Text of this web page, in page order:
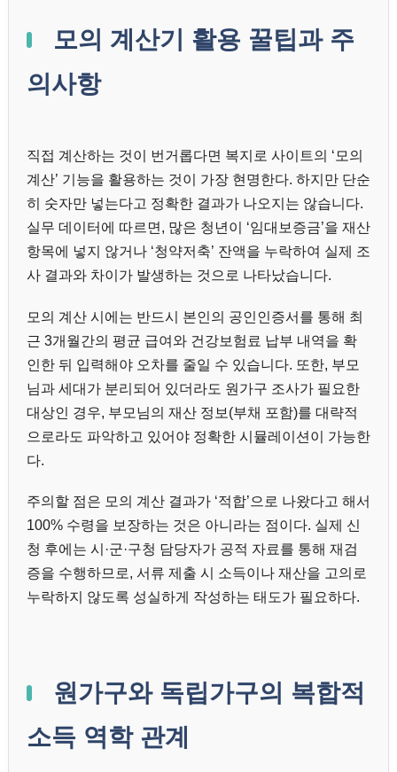
모의 계산기 활용 꿀팁과 주
의사항
직접 계산하는 것이 번거롭다면 복지로 사이트의 ‘모의
계산’ 기능을 활용하는 것이 가장 현명한다. 하지만 단순
히 숫자만 넣는다고 정확한 결과가 나오지는 않습니다.
실무 데이터에 따르면, 많은 청년이 ‘임대보증금’을 재산
항목에 넣지 않거나 ‘청약저축’ 잔액을 누락하여 실제 조
사 결과와 차이가 발생하는 것으로 나타났습니다.
모의 계산 시에는 반드시 본인의 공인인증서를 통해 최
근 3개월간의 평균 급여와 건강보험료 납부 내역을 확
인한 뒤 입력해야 오차를 줄일 수 있습니다. 또한, 부모
님과 세대가 분리되어 있더라도 원가구 조사가 필요한
대상인 경우, 부모님의 재산 정보(부채 포함)를 대략적
으로라도 파악하고 있어야 정확한 시뮬레이션이 가능한
다.
주의할 점은 모의 계산 결과가 ‘적합’으로 나왔다고 해서
100% 수령을 보장하는 것은 아니라는 점이다. 실제 신
청 후에는 시·군·구청 담당자가 공적 자료를 통해 재검
증을 수행하므로, 서류 제출 시 소득이나 재산을 고의로
누락하지 않도록 성실하게 작성하는 태도가 필요하다.
원가구와 독립가구의 복합적
소득 역학 관계